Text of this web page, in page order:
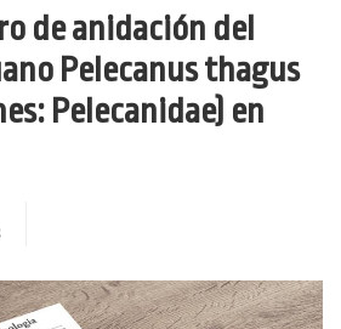
de anidación del
Pelecanus thagus
Pelecanidae) en